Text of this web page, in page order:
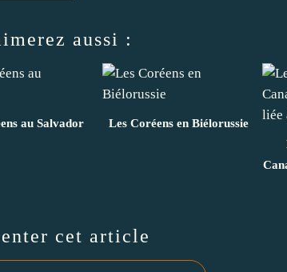
aussi :
au Salvador
Les Coréens en Biélorussie
cet article